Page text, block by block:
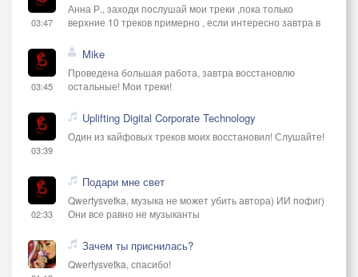
03:47
Анна Р., заходи послушай мои треки ,пока только
верхние 10 треков примерно , если интересно завтра в
03:45
Mike
Проведена большая работа, завтра восстановлю
остальные! Мои треки!
03:39
Uplifting Digital Corporate Technology
Один из кайфовых треков моих восстановил! Слушайте!
02:33
Подари мне свет
Qwertysvetka, музыка не может убить автора) ИИ пофиг)
Они все равно не музыканты
Зачем ты приснилась?
Qwertysvetka, спасибо!